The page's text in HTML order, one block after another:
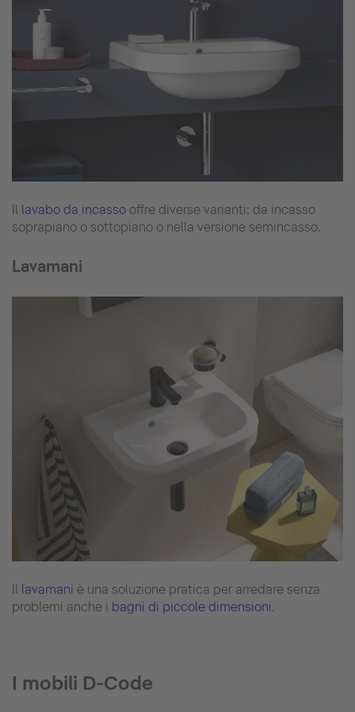
Il lavabo da incasso offre diverse varianti: da incasso
soprapiano o sottopiano o nella versione semincasso.
Lavamani
Il lavamani è una soluzione pratica per arredare senza
problemi anche i bagni di piccole dimensioni.
I mobili D-Code